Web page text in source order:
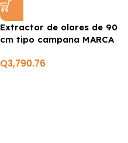
Extractor de olores de 90
cm tipo campana MARCA
Q3,790.76